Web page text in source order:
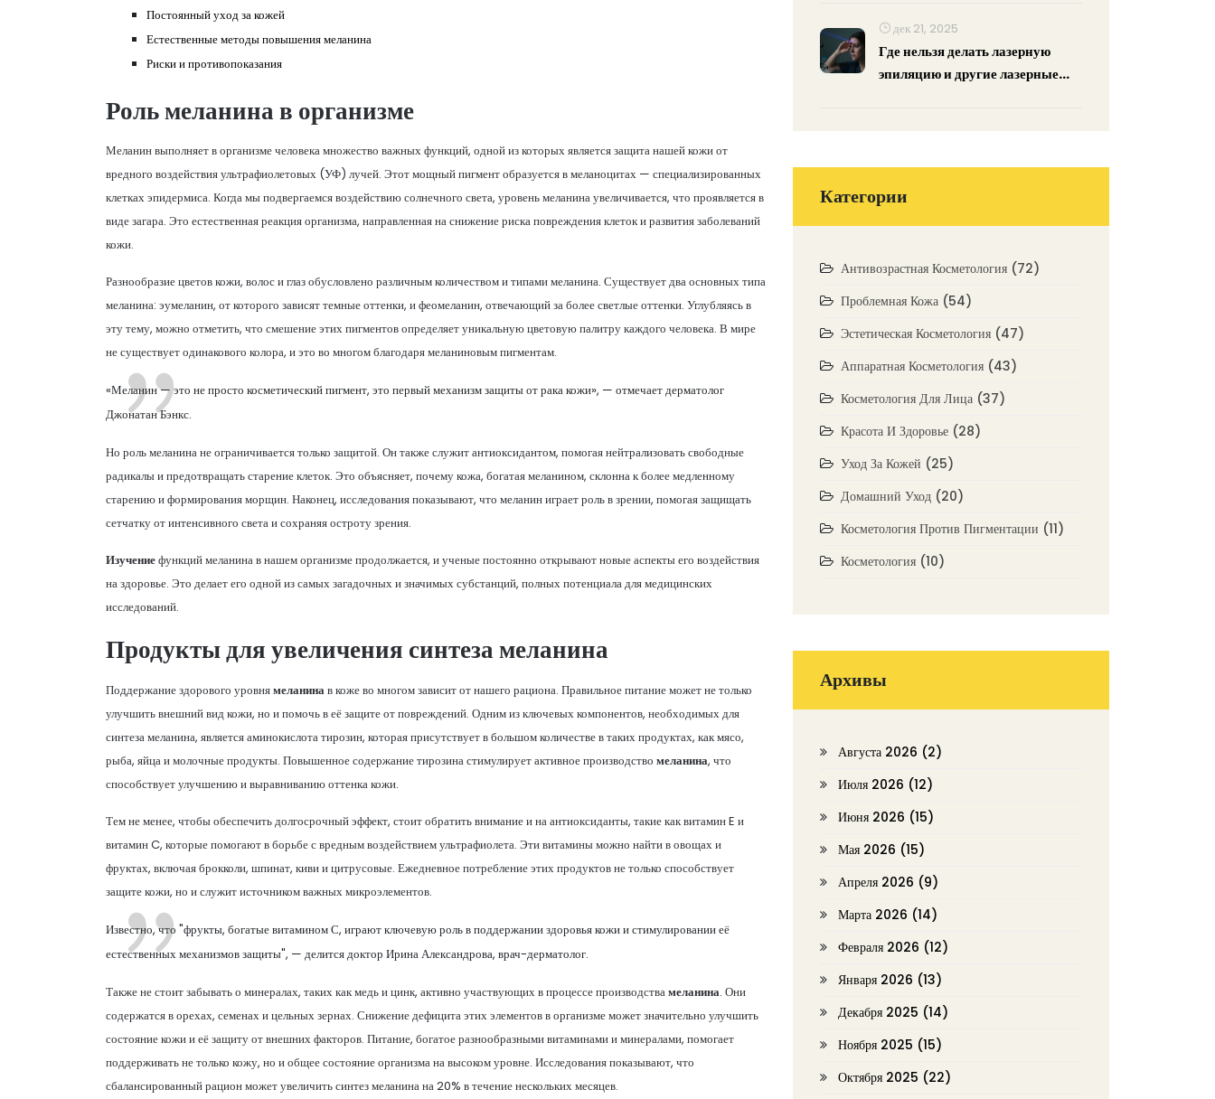
Постоянный уход за кожей
Естественные методы повышения меланина
Риски и противопоказания
Роль меланина в организме
Меланин выполняет в организме человека множество важных функций, одной из которых является защита нашей кожи от
вредного воздействия ультрафиолетовых (УФ) лучей. Этот мощный пигмент образуется в меланоцитах — специализированных
клетках эпидермиса. Когда мы подвергаемся воздействию солнечного света, уровень меланина увеличивается, что проявляется в
виде загара. Это естественная реакция организма, направленная на снижение риска повреждения клеток и развития заболеваний
кожи.
Разнообразие цветов кожи, волос и глаз обусловлено различным количеством и типами меланина. Существует два основных типа
меланина: эумеланин, от которого зависят темные оттенки, и феомеланин, отвечающий за более светлые оттенки. Углубляясь в
эту тему, можно отметить, что смешение этих пигментов определяет уникальную цветовую палитру каждого человека. В мире
не существует одинакового колора, и это во многом благодаря меланиновым пигментам.
«Меланин — это не просто косметический пигмент, это первый механизм защиты от рака кожи», — отмечает дерматолог
Джонатан Бэнкс.
Но роль меланина не ограничивается только защитой. Он также служит антиоксидантом, помогая нейтрализовать свободные
радикалы и предотвращать старение клеток. Это объясняет, почему кожа, богатая меланином, склонна к более медленному
старению и формирования морщин. Наконец, исследования показывают, что меланин играет роль в зрении, помогая защищать
сетчатку от интенсивного света и сохраняя остроту зрения.
Изучениефункций меланина в нашем организме продолжается, и ученые постоянно открывают новые аспекты его воздействия
на здоровье. Это делает его одной из самых загадочных и значимых субстанций, полных потенциала для медицинских
исследований.
Продукты для увеличения синтеза меланина
Поддержание здорового уровнямеланинав коже во многом зависит от нашего рациона. Правильное питание может не только
улучшить внешний вид кожи, но и помочь в её защите от повреждений. Одним из ключевых компонентов, необходимых для
синтеза меланина, является аминокислота тирозин, которая присутствует в большом количестве в таких продуктах, как мясо,
рыба, яйца и молочные продукты. Повышенное содержание тирозина стимулирует активное производство меланина, что
способствует улучшению и выравниванию оттенка кожи.
Тем не менее, чтобы обеспечить долгосрочный эффект, стоит обратить внимание и на антиоксиданты, такие как витамин E и
витамин C, которые помогают в борьбе с вредным воздействием ультрафиолета. Эти витамины можно найти в овощах и
фруктах, включая брокколи, шпинат, киви и цитрусовые. Ежедневное потребление этих продуктов не только способствует
защите кожи, но и служит источником важных микроэлементов.
Известно, что "фрукты, богатые витамином С, играют ключевую роль в поддержании здоровья кожи и стимулировании её
естественных механизмов защиты", — делится доктор Ирина Александрова, врач-дерматолог.
Также не стоит забывать о минералах, таких как медь и цинк, активно участвующих в процессе производствамеланина. Они
содержатся в орехах, семенах и цельных зернах. Снижение дефицита этих элементов в организме может значительно улучшить
состояние кожи и её защиту от внешних факторов. Питание, богатое разнообразными витаминами и минералами, помогает
поддерживать не только кожу, но и общее состояние организма на высоком уровне. Исследования показывают, что
сбалансированный рацион может увеличить синтез меланина на 20% в течение нескольких месяцев.
дек 21, 2025
Где нельзя делать лазерную
эпиляцию и другие лазерные
Категории
Антивозрастная Косметология (72)
Проблемная Кожа (54)
Эстетическая Косметология (47)
Аппаратная Косметология (43)
Косметология Для Лица (37)
Красота И Здоровье (28)
Уход За Кожей (25)
Домашний Уход (20)
Косметология Против Пигментации (11)
Косметология (10)
Архивы
Августа 2026 (2)
Июля 2026 (12)
Июня 2026 (15)
Мая 2026 (15)
Апреля 2026 (9)
Марта 2026 (14)
Февраля 2026 (12)
Января 2026 (13)
Декабря 2025 (14)
Ноября 2025 (15)
Октября 2025 (22)